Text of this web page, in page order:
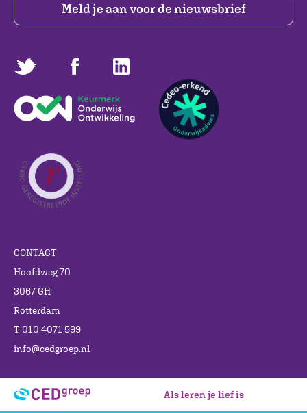
Meld je aan voor de nieuwsbrief
CONTACT
Hoofdweg 70
3067 GH
Rotterdam
T 010 4071 599
info@cedgroep.nl
Als leren je lief is